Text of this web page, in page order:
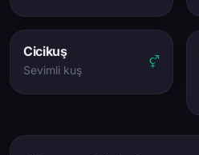
Cicikuş
Sevimli kuş